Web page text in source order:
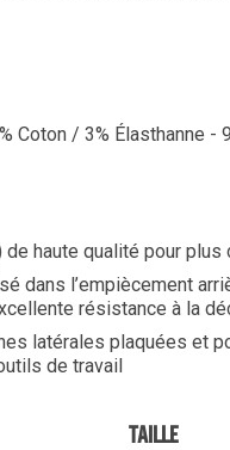
Coton / 3% Élasthanne -
de haute qualité pour plus
dans l’empiècement
résistance à la
latérales plaquées et
de travail
TAILLE